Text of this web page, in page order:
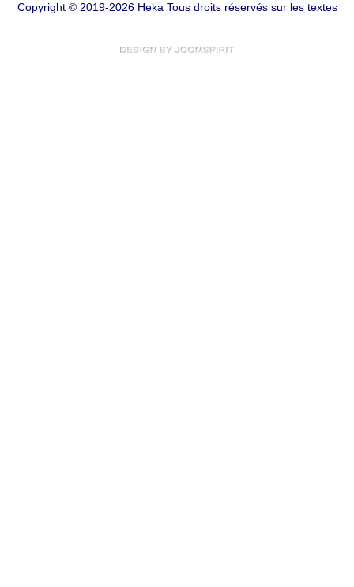
Copyright © 2019-2026 Heka Tous droits réservés sur les textes